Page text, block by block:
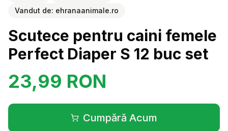
Vandut de: ehranaanimale.ro
Scutece pentru caini femele
Perfect Diaper S 12 buc set
23,99 RON
Cumpără Acum
(se deschide într-o filă